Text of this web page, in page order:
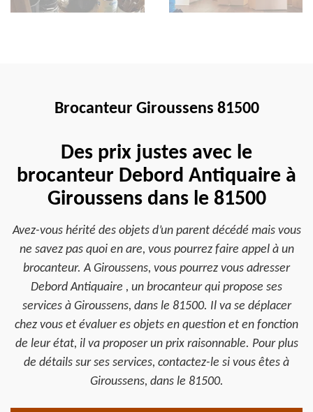
Brocanteur Giroussens 81500
Des prix justes avec le
brocanteur Debord Antiquaire à
Giroussens dans le 81500
Avez-vous hérité des objets d’un parent décédé mais vous
ne savez pas quoi en are, vous pourrez faire appel à un
brocanteur. A Giroussens, vous pourrez vous adresser
Debord Antiquaire , un brocanteur qui propose ses
services à Giroussens, dans le 81500. Il va se déplacer
chez vous et évaluer es objets en question et en fonction
de leur état, il va proposer un prix raisonnable. Pour plus
de détails sur ses services, contactez-le si vous êtes à
Giroussens, dans le 81500.